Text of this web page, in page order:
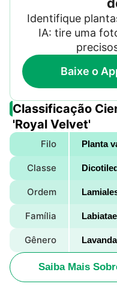
Identifique
IA: tire uma
Baixe o
Classificação
'Royal Velvet'
Filo Planta
Classe
Ordem
Família Labiatae
Gênero Lavanda
Saiba Mais